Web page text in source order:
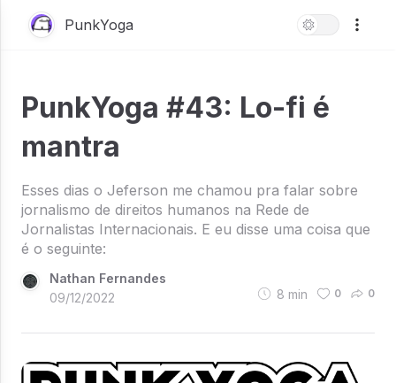
PunkYoga
PunkYoga #43: Lo-fi é
mantra
Esses dias o Jeferson me chamou pra falar sobre
jornalismo de direitos humanos na Rede de
Jornalistas Internacionais. E eu disse uma coisa que
é o seguinte:
Nathan Fernandes
09/12/2022
8 min 0 0